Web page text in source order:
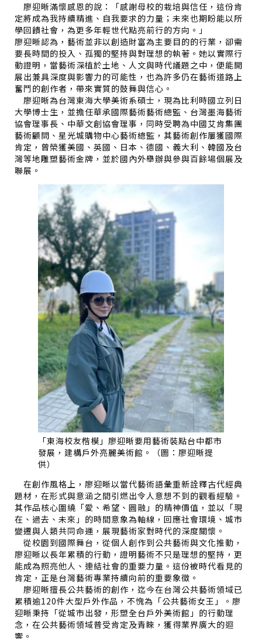
廖迎晰滿懷感恩的說：「感謝母校的栽培與信任，這份肯
定將成為我持續精進、自我要求的力量；未來也期盼能以所
學回饋社會，為更多年輕世代點亮前行的方向。」
廖迎晰認為，藝術並非以創造財富為主要目的的行業，卻需
要長時間的投入、孤獨的堅持與對理想的執著。她以實際行
動證明，當藝術深植於土地、人文與時代議題之中，便能開
展出兼具深度與影響力的可能性，也為許多仍在藝術道路上
奮鬥的創作者，帶來實質的鼓舞與信心。
廖迎晰為台灣東海大學美術系碩士，現為比利時國立列日
大學博士生，並擔任華承國際藝術藝術總監、台灣墨海藝術
協會理事長、中華文創協會理事，同時受聘為中國艾肯集團
藝術顧問、星光城購物中心藝術總監，其藝術創作屢獲國際
肯定，曾榮獲美國、英國、日本、德國、義大利、韓國及台
灣等地雕塑藝術金牌，並於國內外舉辦與參與百餘場個展及
聯展。
「東海校友楷模」廖迎晰要用藝術裝點台中都市
發展，建構戶外亮麗美術館。（圖：廖迎晰提
供）
在創作風格上，廖迎晰以當代藝術語彙重新詮釋古代經典
題材，在形式與意涵之間引燃出令人意想不到的觀看經驗。
其作品核心圍繞「愛、希望、圓融」的精神價值，並以「現
在、過去、未來」的時間意象為軸線，回應社會環境、城市
變遷與人類共同命運，展現藝術家對時代的深度關懷。
從校園到國際舞台，從個人創作到公共藝術與文化推動，
廖迎晰以長年累積的行動，證明藝術不只是理想的堅持，更
能成為照亮他人、連結社會的重要力量。這份被時代看見的
肯定，正是台灣藝術專業持續向前的重要象徵。
廖迎晰擅長公共藝術的創作，迄今在台灣公共藝術領域已
累積逾120件大型戶外作品，不愧為「公共藝術女王」。廖
迎晰秉持「從城市出發，形塑全台戶外美術館」的行動理
念，在公共藝術領域普受肯定及青睞，獲得業界廣大的迴
響。